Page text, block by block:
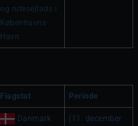
og rutesejlads i
Københavns
Havn
Flagstat Periode
Danmark
(11. december